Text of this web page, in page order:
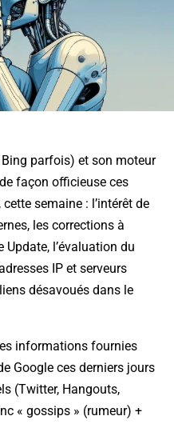
parfois) et son moteur
façon officieuse ces
semaine : l’intérêt de
les corrections à
Update, l’évaluation du
IP et serveurs
désavoués dans le
informations fournies
Google ces derniers jours
(Twitter, Hangouts,
« gossips » (rumeur) +